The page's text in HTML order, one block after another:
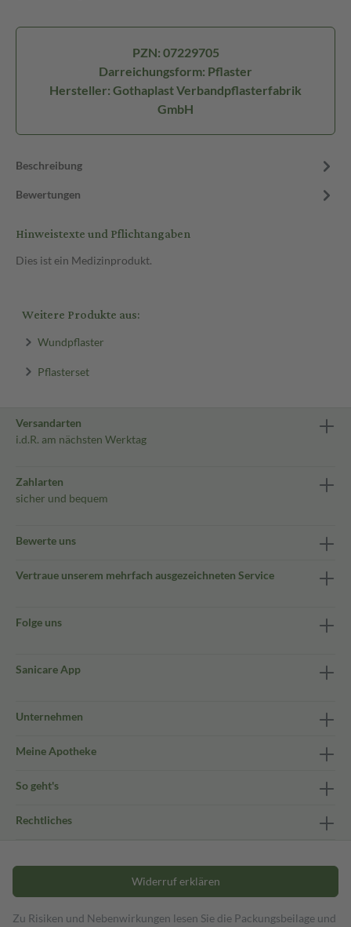
PZN: 07229705
Darreichungsform: Pflaster
Hersteller: Gothaplast Verbandpflasterfabrik
GmbH
Beschreibung
Bewertungen
Hinweistexte und Pflichtangaben
Dies ist ein Medizinprodukt.
Weitere Produkte aus:
Wundpflaster
Pflasterset
Versandarten
i.d.R. am nächsten Werktag
Zahlarten
sicher und bequem
Bewerte uns
Vertraue unserem mehrfach ausgezeichneten Service
Folge uns
Sanicare App
Unternehmen
Meine Apotheke
So geht's
Rechtliches
Widerruf erklären
Zu Risiken und Nebenwirkungen lesen Sie die Packungsbeilage und